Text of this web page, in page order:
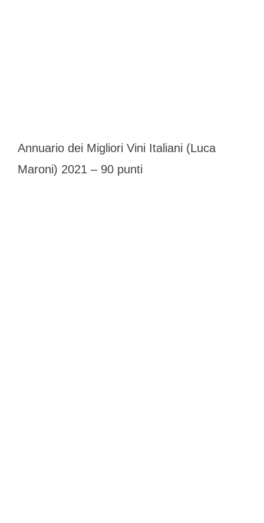
Annuario dei Migliori Vini Italiani (Luca
Maroni) 2021 – 90 punti